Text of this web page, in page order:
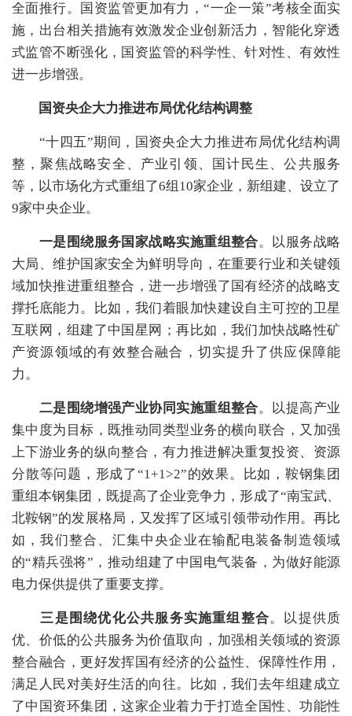
全面推行。国资监管更加有力，“一企一策”考核全面实
施，出台相关措施有效激发企业创新活力，智能化穿透
式监管不断强化，国资监管的科学性、针对性、有效性
进一步增强。
国资央企大力推进布局优化结构调整
“十四五”期间，国资央企大力推进布局优化结构调
整，聚焦战略安全、产业引领、国计民生、公共服务
等，以市场化方式重组了6组10家企业，新组建、设立了
9家中央企业。
一是围绕服务国家战略实施重组整合。以服务战略
大局、维护国家安全为鲜明导向，在重要行业和关键领
域加快推进重组整合，进一步增强了国有经济的战略支
撑托底能力。比如，我们着眼加快建设自主可控的卫星
互联网，组建了中国星网；再比如，我们加快战略性矿
产资源领域的有效整合融合，切实提升了供应保障能
力。
二是围绕增强产业协同实施重组整合。以提高产业
集中度为目标，既推动同类型业务的横向联合，又加强
上下游业务的纵向整合，有力推进解决重复投资、资源
分散等问题，形成了“1+1>2”的效果。比如，鞍钢集团
重组本钢集团，既提高了企业竞争力，形成了“南宝武、
北鞍钢”的发展格局，又发挥了区域引领带动作用。再比
如，我们整合、汇集中央企业在输配电装备制造领域
的“精兵强将”，推动组建了中国电气装备，为做好能源
电力保供提供了重要支撑。
三是围绕优化公共服务实施重组整合。以提供质
优、价低的公共服务为价值取向，加强相关领域的资源
整合融合，更好发挥国有经济的公益性、保障性作用，
满足人民对美好生活的向往。比如，我们去年组建成立
了中国资环集团，这家企业着力于打造全国性、功能性